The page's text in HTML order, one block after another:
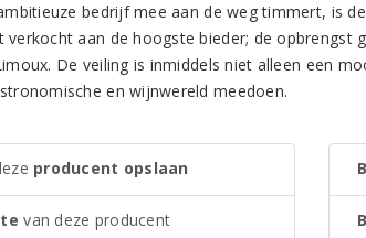
bedrijf mee aan de weg timmert, is
aan de hoogste bieder; de opbrengst
De veiling is inmiddels niet alleen een
en wijnwereld meedoen.
producent opslaan
van deze producent